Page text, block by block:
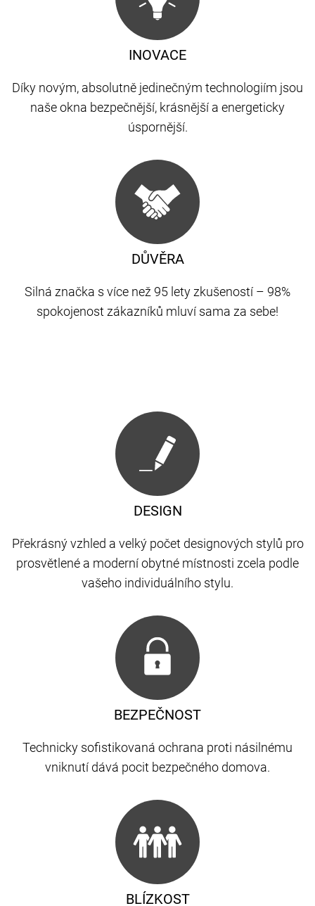
DŮVĚRA
Silná značka s více než 95 lety zkušeností – 98%
spokojenost zákazníků mluví sama za sebe!
INOVACE
Díky novým, absolutně jedinečným technologiím jsou
naše okna bezpečnější, krásnější a energeticky
úspornější.
DESIGN
Překrásný vzhled a velký počet designových stylů pro
prosvětlené a moderní obytné místnosti zcela podle
vašeho individuálního stylu.
BLÍZKOST
BEZPEČNOST
Technicky sofistikovaná ochrana proti násilnému
vniknutí dává pocit bezpečného domova.